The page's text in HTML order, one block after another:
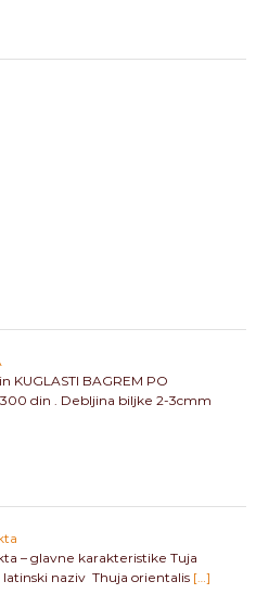
KUGLASTI BAGREM PO
din . Debljina biljke 2-3cmm
– glavne karakteristike Tuja
latinski naziv Thuja orientalis […]